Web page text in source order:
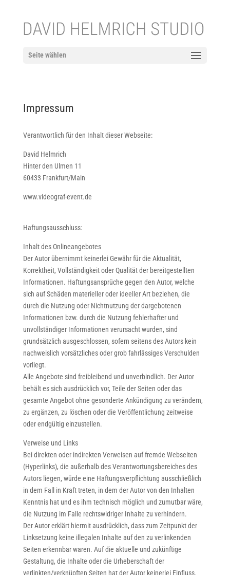
Seite wählen
Impressum
Verantwortlich für den Inhalt dieser Webseite:
David Helmrich
Hinter den Ulmen 11
60433 Frankfurt/Main
www.videograf-event.de
Haftungsausschluss:
Inhalt des Onlineangebotes
Der Autor übernimmt keinerlei Gewähr für die Aktualität,
Korrektheit, Vollständigkeit oder Qualität der bereitgestellten
Informationen. Haftungsansprüche gegen den Autor, welche
sich auf Schäden materieller oder ideeller Art beziehen, die
durch die Nutzung oder Nichtnutzung der dargebotenen
Informationen bzw. durch die Nutzung fehlerhafter und
unvollständiger Informationen verursacht wurden, sind
grundsätzlich ausgeschlossen, sofern seitens des Autors kein
nachweislich vorsätzliches oder grob fahrlässiges Verschulden
vorliegt.
Alle Angebote sind freibleibend und unverbindlich. Der Autor
behält es sich ausdrücklich vor, Teile der Seiten oder das
gesamte Angebot ohne gesonderte Ankündigung zu verändern,
zu ergänzen, zu löschen oder die Veröffentlichung zeitweise
oder endgültig einzustellen.
Verweise und Links
Bei direkten oder indirekten Verweisen auf fremde Webseiten
(Hyperlinks), die außerhalb des Verantwortungsbereiches des
Autors liegen, würde eine Haftungsverpflichtung ausschließlich
in dem Fall in Kraft treten, in dem der Autor von den Inhalten
Kenntnis hat und es ihm technisch möglich und zumutbar wäre,
die Nutzung im Falle rechtswidriger Inhalte zu verhindern.
Der Autor erklärt hiermit ausdrücklich, dass zum Zeitpunkt der
Linksetzung keine illegalen Inhalte auf den zu verlinkenden
Seiten erkennbar waren. Auf die aktuelle und zukünftige
Gestaltung, die Inhalte oder die Urheberschaft der
verlinkten/verknüpften Seiten hat der Autor keinerlei Einfluss.